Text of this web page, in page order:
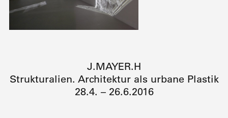
J.MAYER.H
Strukturalien. Architektur als urbane Plastik
28.4. – 26.6.2016